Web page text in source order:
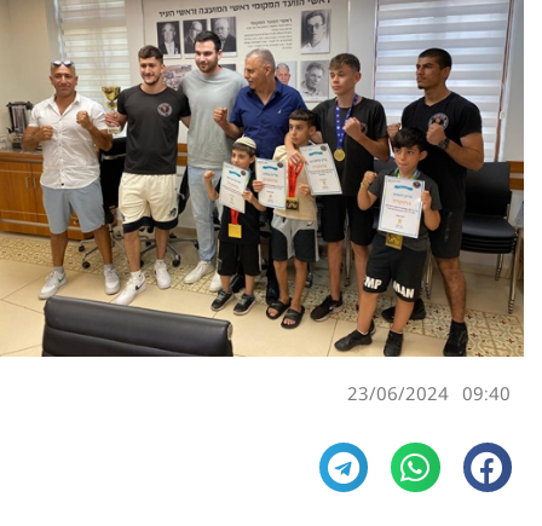
09:40
23/06/2024